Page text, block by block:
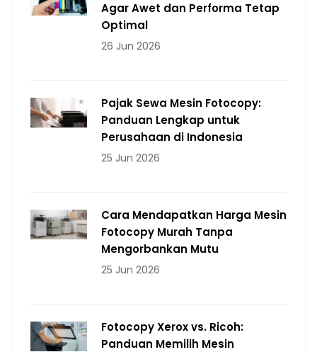
Agar Awet dan Performa Tetap
Optimal
26 Jun 2026
Pajak Sewa Mesin Fotocopy:
Panduan Lengkap untuk
Perusahaan di Indonesia
25 Jun 2026
Cara Mendapatkan Harga Mesin
Fotocopy Murah Tanpa
Mengorbankan Mutu
25 Jun 2026
Fotocopy Xerox vs. Ricoh:
Panduan Memilih Mesin